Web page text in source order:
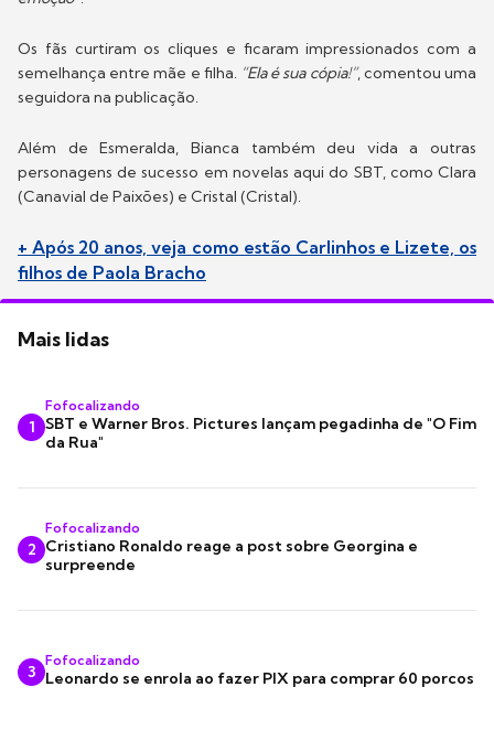
Os fãs curtiram os cliques e ficaram impressionados com a
semelhança entre mãe e filha. “Ela é sua cópia!”, comentou uma
seguidora na publicação.
Além de Esmeralda, Bianca também deu vida a outras
personagens de sucesso em novelas aqui do SBT, como Clara
(Canavial de Paixões) e Cristal (Cristal).
+ Após 20 anos, veja como estão Carlinhos e Lizete, os
filhos de Paola Bracho
Mais lidas
1
Fofocalizando
SBT e Warner Bros. Pictures lançam pegadinha de "O Fim
da Rua"
2
Fofocalizando
Cristiano Ronaldo reage a post sobre Georgina e
surpreende
3
Fofocalizando
Leonardo se enrola ao fazer PIX para comprar 60 porcos